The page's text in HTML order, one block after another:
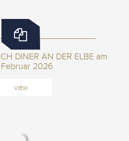
DINER AN DER ELBE am
Februar 2026
VIEW